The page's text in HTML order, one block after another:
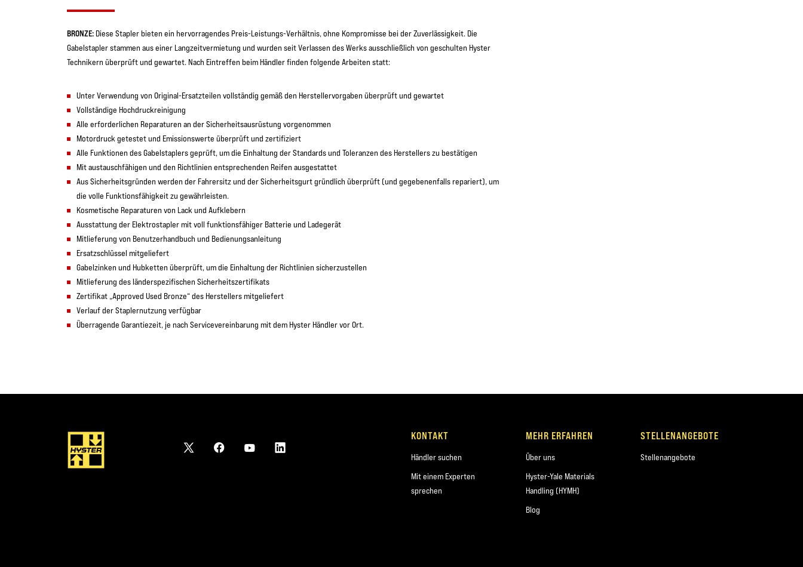
BRONZE: Diese Stapler bieten ein hervorragendes Preis-Leistungs-Verhältnis, ohne Kompromisse bei der Zuverlässigkeit. Die
Gabelstapler stammen aus einer Langzeitvermietung und wurden seit Verlassen des Werks ausschließlich von geschulten Hyster
Technikern überprüft und gewartet. Nach Eintreffen beim Händler finden folgende Arbeiten statt:
Unter Verwendung von Original-Ersatzteilen vollständig gemäß den Herstellervorgaben überprüft und gewartet
Vollständige Hochdruckreinigung
Alle erforderlichen Reparaturen an der Sicherheitsausrüstung vorgenommen
Motordruck getestet und Emissionswerte überprüft und zertifiziert
Alle Funktionen des Gabelstaplers geprüft, um die Einhaltung der Standards und Toleranzen des Herstellers zu bestätigen
Mit austauschfähigen und den Richtlinien entsprechenden Reifen ausgestattet
Aus Sicherheitsgründen werden der Fahrersitz und der Sicherheitsgurt gründlich überprüft (und gegebenenfalls repariert), um
die volle Funktionsfähigkeit zu gewährleisten.
Kosmetische Reparaturen von Lack und Aufklebern
Ausstattung der Elektrostapler mit voll funktionsfähiger Batterie und Ladegerät
Mitlieferung von Benutzerhandbuch und Bedienungsanleitung
Ersatzschlüssel mitgeliefert
Gabelzinken und Hubketten überprüft, um die Einhaltung der Richtlinien sicherzustellen
Mitlieferung des länderspezifischen Sicherheitszertifikats
Zertifikat „Approved Used Bronze“ des Herstellers mitgeliefert
Verlauf der Staplernutzung verfügbar
Überragende Garantiezeit, je nach Servicevereinbarung mit dem Hyster Händler vor Ort.
KONTAKT
Händler suchen
Mit einem Experten
sprechen
MEHR ERFAHREN
Über uns
Hyster-Yale Materials
Handling (HYMH)
Blog
STELLENANGEBOTE
Stellenangebote